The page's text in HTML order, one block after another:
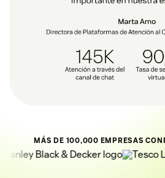
MÁS DE 100,000 EMPRESAS